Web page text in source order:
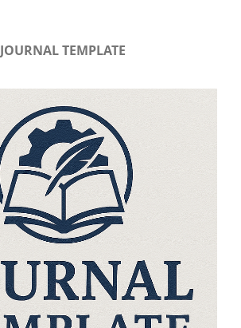
JOURNAL TEMPLATE